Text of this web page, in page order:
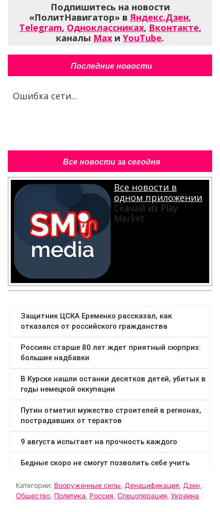
Подпишитесь на новости
«ПолитНавигатор» вЯндекс.Дзен,
Telegram, Одноклассниках, Вконтакте,
каналы Max и YouTube.
Последние новости
Ошибка сети...
Все новости за сегодня
Все новости в
одном приложении
Скачай из Play
Market
Категории: Вооруженные силы, Денацификация, Дзен,
Общество, Политика, Россия, Спецоперация, Украина